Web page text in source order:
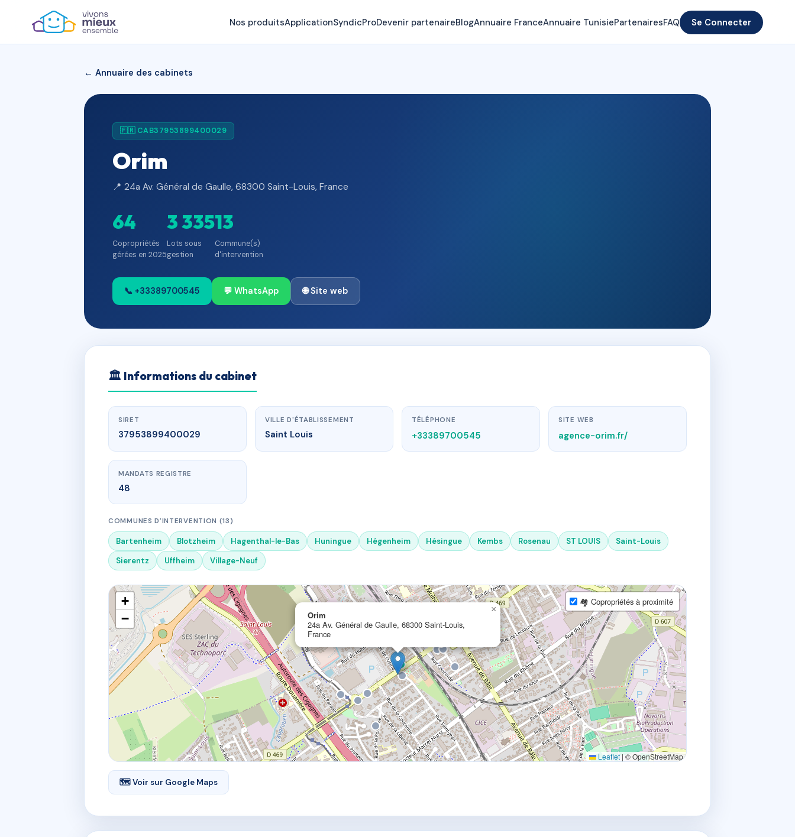
Nos produitsApplicationSyndicProDevenir partenaireBlogAnnuaire FranceAnnuaire TunisiePartenairesFAQ Se Connecter
← Annuaire des cabinets
🇫🇷 CAB37953899400029
Orim
📍 24a Av. Général de Gaulle, 68300 Saint-Louis, France
64
Copropriétés
gérées en 2025
3 335
Lots sous
gestion
13
Commune(s)
d'intervention
📞 +33389700545 💬 WhatsApp 🌐 Site web
🏛 Informations du cabinet
SIRET
37953899400029
VILLE D'ÉTABLISSEMENT
Saint Louis
TÉLÉPHONE
+33389700545
SITE WEB
agence-orim.fr/
MANDATS REGISTRE
48
COMMUNES D'INTERVENTION (13)
Bartenheim Blotzheim Hagenthal-le-Bas Huningue Hégenheim Hésingue Kembs Rosenau ST LOUIS
Saint-Louis
Sierentz
Uffheim Village-Neuf
Orim
24a Av. Général de Gaulle, 68300 Saint-Louis,
France
×
+
−
🏘 Copropriétés à proximité
Leaflet|© OpenStreetMap
🗺 Voir sur Google Maps